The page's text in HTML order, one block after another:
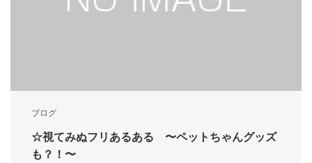
ブログ
☆視てみぬフリあるある 〜ペットちゃんグッズ
も？！〜